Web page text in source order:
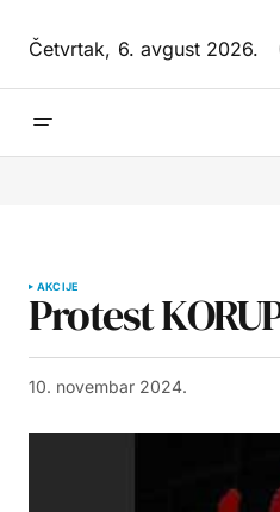
Četvrtak,6. avgust 2026.
AKCIJE
Protest
10. novembar 2024.